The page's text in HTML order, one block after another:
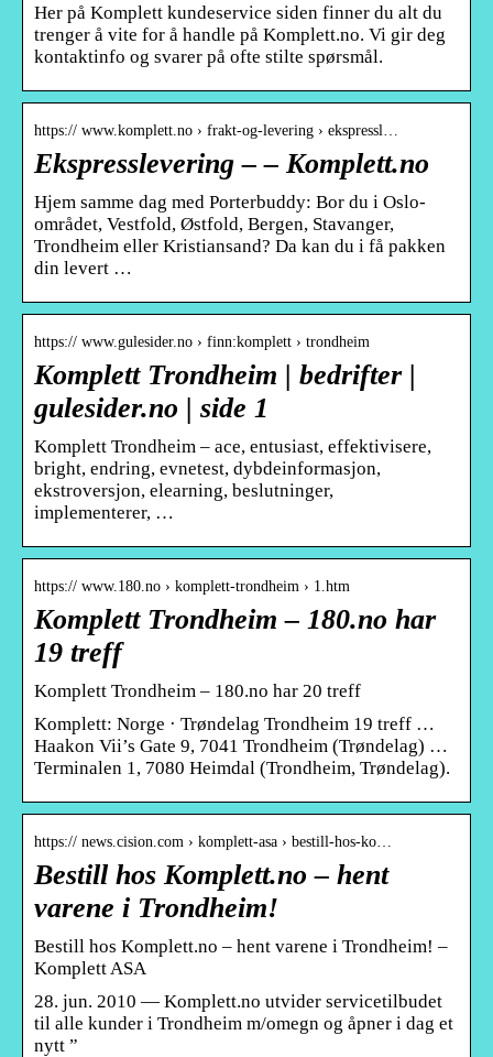
Her på Komplett kundeservice siden finner du alt du
trenger å vite for å handle på Komplett.no. Vi gir deg
kontaktinfo og svarer på ofte stilte spørsmål.
https:// www.komplett.no › frakt-og-levering › ekspressl…
Ekspresslevering – – Komplett.no
Hjem samme dag med Porterbuddy: Bor du i Oslo-
området, Vestfold, Østfold, Bergen, Stavanger,
Trondheim eller Kristiansand? Da kan du i få pakken
din levert …
https:// www.gulesider.no › finn:komplett › trondheim
Komplett Trondheim | bedrifter |
gulesider.no | side 1
Komplett Trondheim – ace, entusiast, effektivisere,
bright, endring, evnetest, dybdeinformasjon,
ekstroversjon, elearning, beslutninger,
implementerer, …
https:// www.180.no › komplett-trondheim › 1.htm
Komplett Trondheim – 180.no har
19 treff
Komplett Trondheim – 180.no har 20 treff
Komplett: Norge · Trøndelag Trondheim 19 treff …
Haakon Vii’s Gate 9, 7041 Trondheim (Trøndelag) …
Terminalen 1, 7080 Heimdal (Trondheim, Trøndelag).
https:// news.cision.com › komplett-asa › bestill-hos-ko…
Bestill hos Komplett.no – hent
varene i Trondheim!
Bestill hos Komplett.no – hent varene i Trondheim! –
Komplett ASA
28. jun. 2010 — Komplett.no utvider servicetilbudet
til alle kunder i Trondheim m/omegn og åpner i dag et
nytt ”